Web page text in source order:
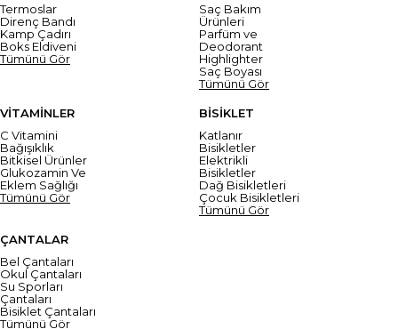
Termoslar
Direnç Bandı
Kamp Çadırı
Boks Eldiveni
Tümünü Gör
Saç Bakım
Ürünleri
Parfüm ve
Deodorant
Highlighter
Saç Boyası
Tümünü Gör
VİTAMİNLER
C Vitamini
Bağışıklık
Bitkisel Ürünler
Glukozamin Ve
Eklem Sağlığı
Tümünü Gör
BİSİKLET
Katlanır
Bisikletler
Elektrikli
Bisikletler
Dağ Bisikletleri
Çocuk Bisikletleri
Tümünü Gör
ÇANTALAR
Bel Çantaları
Okul Çantaları
Su Sporları
Çantaları
Bisiklet Çantaları
Tümünü Gör